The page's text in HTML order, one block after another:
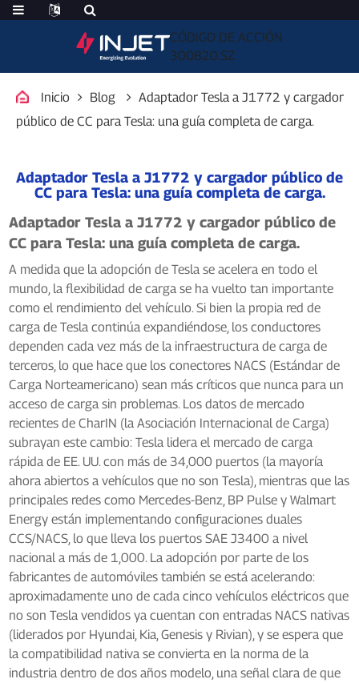
CÓDIGO DE ACCIÓN
300820.SZ
Inicio Blog
Adaptador Tesla a J1772 y cargador
público de CC para Tesla: una guía completa de carga.
Adaptador Tesla a J1772 y cargador público de
CC para Tesla: una guía completa de carga.
Adaptador Tesla a J1772 y cargador público de
CC para Tesla: una guía completa de carga.
A medida que la adopción de Tesla se acelera en todo el
mundo, la flexibilidad de carga se ha vuelto tan importante
como el rendimiento del vehículo. Si bien la propia red de
carga de Tesla continúa expandiéndose, los conductores
dependen cada vez más de la infraestructura de carga de
terceros, lo que hace que los conectores NACS (Estándar de
Carga Norteamericano) sean más críticos que nunca para un
acceso de carga sin problemas. Los datos de mercado
recientes de CharIN (la Asociación Internacional de Carga)
subrayan este cambio: Tesla lidera el mercado de carga
rápida de EE. UU. con más de 34,000 puertos (la mayoría
ahora abiertos a vehículos que no son Tesla), mientras que las
principales redes como Mercedes-Benz, BP Pulse y Walmart
Energy están implementando configuraciones duales
CCS/NACS, lo que lleva los puertos SAE J3400 a nivel
nacional a más de 1,000. La adopción por parte de los
fabricantes de automóviles también se está acelerando:
aproximadamente uno de cada cinco vehículos eléctricos que
no son Tesla vendidos ya cuentan con entradas NACS nativas
(liderados por Hyundai, Kia, Genesis y Rivian), y se espera que
la compatibilidad nativa se convierta en la norma de la
industria dentro de dos años modelo, una señal clara de que